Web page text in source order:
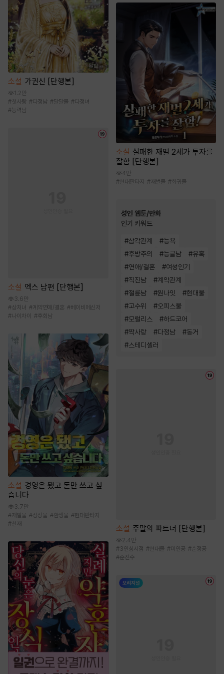
소설 가권신 [단행본]
1.2만
#첫사랑 #다정남 #달달물 #다정녀
#능력남
소설 엑스 남편 [단행본]
3.6만
#상처녀 # 계약연애/결혼 #베이비메신저
#나이차이 #후회남
소설 경영은 됐고 돈만 쓰고 싶
습니다
3.7만
# 재벌물 #성장물 # 환생물 #현대판타지
#천재
소설 실패한 재벌 2세가 투자를
잘함 [단행본]
4만
#현대판타지 #재벌물 #회귀물
성인 웹툰/만화
인기 키워드
#삼각관계 #능욕
#후방주의 #능글남 #유혹
#연애/결혼 #여성인기
#직진남 #계약관계
#절륜남 #원나잇 #현대물
#고수위 #오피스물
#모럴리스 #하드코어
#짝사랑 #다정남 #동거
#스테디셀러
소설 주말의 파트너 [단행본]
2.4만
#3인칭시점 #현대물 #미인공 #순정공
#순진수